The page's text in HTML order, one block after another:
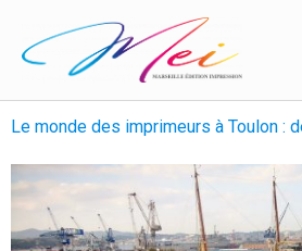
contenu
Le monde des imprimeurs à Toulon :